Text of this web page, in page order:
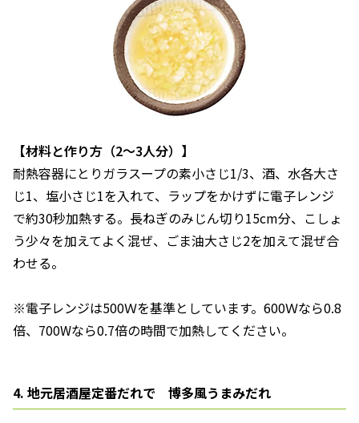
【材料と作り方（2～3人分）】
耐熱容器にとりガラスープの素小さじ1/3、酒、水各大さ
じ1、塩小さじ1を入れて、ラップをかけずに電子レンジ
で約30秒加熱する。長ねぎのみじん切り15cm分、こしょ
う少々を加えてよく混ぜ、ごま油大さじ2を加えて混ぜ合
わせる。
※電子レンジは500Ｗを基準としています。600Ｗなら0.8
倍、700Wなら0.7倍の時間で加熱してください。
4. 地元居酒屋定番だれで 博多風うまみだれ